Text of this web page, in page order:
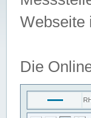
Webseite
Die